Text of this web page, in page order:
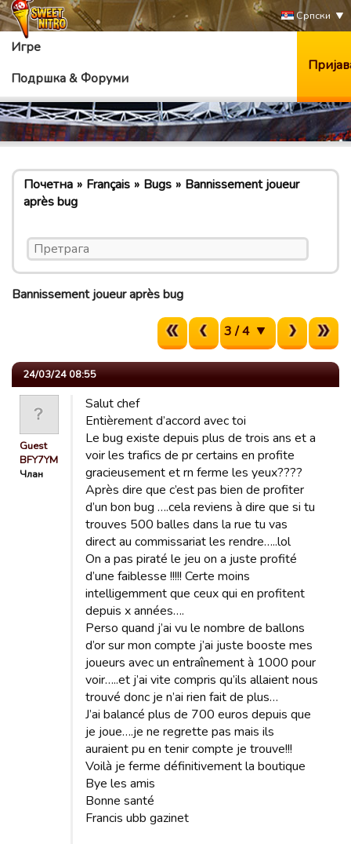
Српски
Игре
Подршка & Форуми
Почетна Français Bugs
Bannissement joueur
après bug
Bannissement joueur après bug
3 / 4
24/03/24 08:55
Guest
BFY7YM
Члан
Salut chef
Entièrement d’accord avec toi
Le bug existe depuis plus de trois ans et a
voir les trafics de pr certains en profite
gracieusement et rn ferme les yeux????
Après dire que c’est pas bien de profiter
d’un bon bug ….cela reviens à dire que si tu
trouves 500 balles dans la rue tu vas
direct au commissariat les rendre…..lol
On a pas piraté le jeu on a juste profité
d’une faiblesse !!!!! Certe moins
intelligemment que ceux qui en profitent
depuis x années….
Perso quand j’ai vu le nombre de ballons
d’or sur mon compte j’ai juste booste mes
joueurs avec un entraînement à 1000 pour
voir…..et j’ai vite compris qu’ils allaient nous
trouvé donc je n’ai rien fait de plus…
J’ai balancé plus de 700 euros depuis que
je joue….je ne regrette pas mais ils
auraient pu en tenir compte je trouve!!!
Voilà je ferme définitivement la boutique
Bye les amis
Bonne santé
Francis ubb gazinet